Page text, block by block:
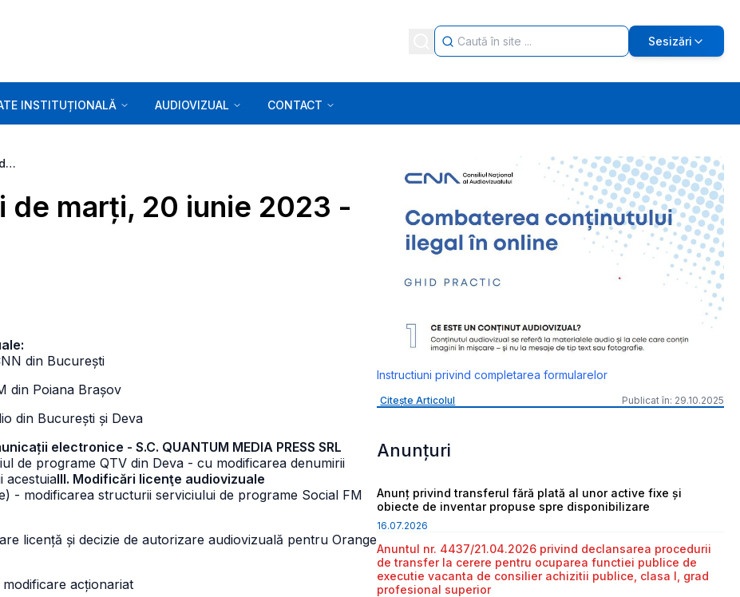
Sesizări
INSTITUȚIONALĂ AUDIOVIZUAL CONTACT
Ordinea de zi a ședinței de marți, 20 iunie 2023 - ora 10:00
de marți, 20 iunie 2023 -
din București
din Poiana Brașov
din București și Deva
electronice - S.C. QUANTUM MEDIA PRESS SRL
de programe QTV din Deva - cu modificarea denumirii
acestuiaIII. Modificări licenţe audiovizuale
- modificarea structurii serviciului de programe Social FM
licență și decizie de autorizare audiovizuală pentru Orange
acționariat
Instructiuni privind completarea formularelor
Citește Articolul Publicat în: 29.10.2025
Anunțuri
Anunț privind transferul fără plată al unor active fixe și
obiecte de inventar propuse spre disponibilizare
16.07.2026
Anuntul nr. 4437/21.04.2026 privind declansarea procedurii
de transfer la cerere pentru ocuparea functiei publice de
executie vacanta de consilier achizitii publice, clasa I, grad
profesional superior